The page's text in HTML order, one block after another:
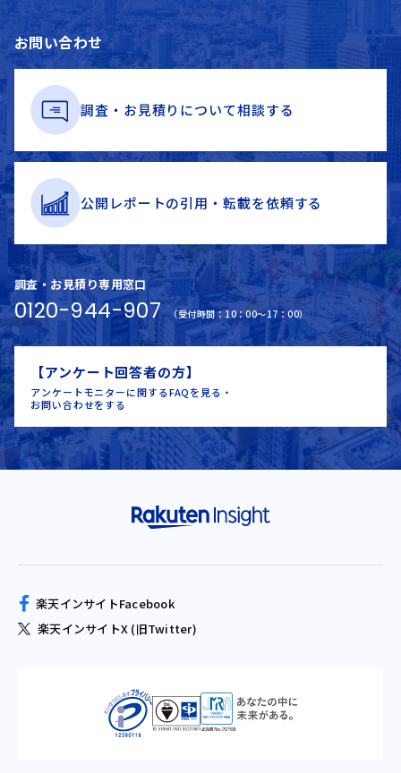
お問い合わせ
調査・お見積りについて相談する
公開レポートの引用・転載を依頼する
調査・お見積り専用窓口
0120-944-907 （受付時間：10：00～17：00）
【アンケート回答者の方】
アンケートモニターに関するFAQを見る・
お問い合わせをする
楽天インサイトFacebook
楽天インサイトX (旧Twitter)